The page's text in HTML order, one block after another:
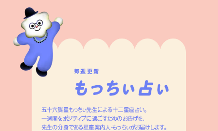
毎週更新
五十六謀星もっちぃ先生による十二星座占い。
一週間をポジティブに過ごすためのお告げを、
先生の分身である星座案内人・もっちぃがお届けします。